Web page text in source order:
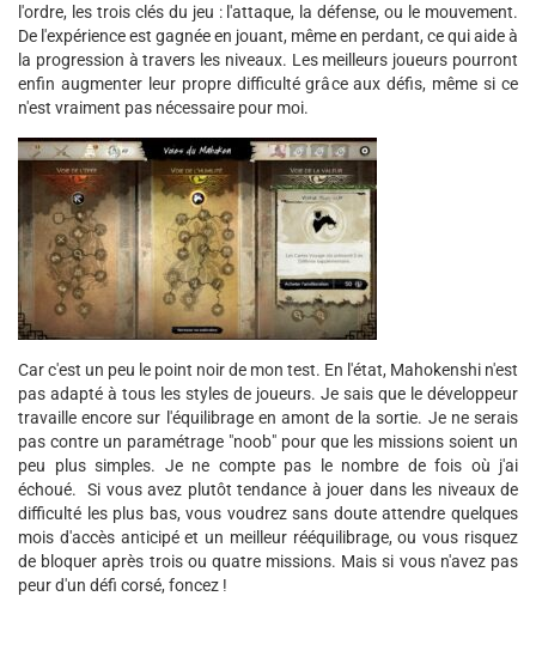
l'ordre, les trois clés du jeu : l'attaque, la défense, ou le mouvement.
De l'expérience est gagnée en jouant, même en perdant, ce qui aide à
la progression à travers les niveaux. Les meilleurs joueurs pourront
enfin augmenter leur propre difficulté grâce aux défis, même si ce
n'est vraiment pas nécessaire pour moi.
Car c'est un peu le point noir de mon test. En l'état, Mahokenshi n'est
pas adapté à tous les styles de joueurs. Je sais que le développeur
travaille encore sur l'équilibrage en amont de la sortie. Je ne serais
pas contre un paramétrage "noob" pour que les missions soient un
peu plus simples. Je ne compte pas le nombre de fois où j'ai
échoué. Si vous avez plutôt tendance à jouer dans les niveaux de
difficulté les plus bas, vous voudrez sans doute attendre quelques
mois d'accès anticipé et un meilleur rééquilibrage, ou vous risquez
de bloquer après trois ou quatre missions. Mais si vous n'avez pas
peur d'un défi corsé, foncez !